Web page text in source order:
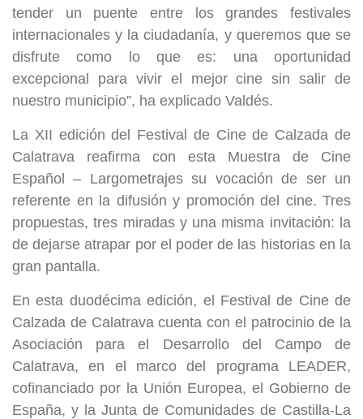
tender un puente entre los grandes festivales
internacionales y la ciudadanía, y queremos que se
disfrute como lo que es: una oportunidad
excepcional para vivir el mejor cine sin salir de
nuestro municipio”, ha explicado Valdés.
La XII edición del Festival de Cine de Calzada de
Calatrava reafirma con esta Muestra de Cine
Español – Largometrajes su vocación de ser un
referente en la difusión y promoción del cine. Tres
propuestas, tres miradas y una misma invitación: la
de dejarse atrapar por el poder de las historias en la
gran pantalla.
En esta duodécima edición, el Festival de Cine de
Calzada de Calatrava cuenta con el patrocinio de la
Asociación para el Desarrollo del Campo de
Calatrava, en el marco del programa LEADER,
cofinanciado por la Unión Europea, el Gobierno de
España, y la Junta de Comunidades de Castilla-La